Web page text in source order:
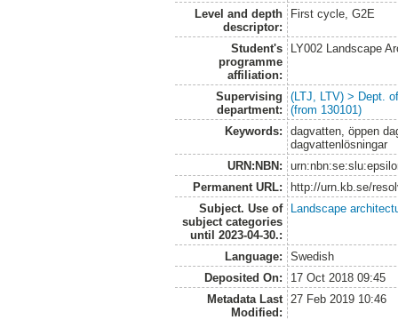
Level and depth
descriptor:
First cycle, G2E
Student's
programme
affiliation:
LY002 Landscape
Supervising
department:
(LTJ, LTV) > Dept.
(from 130101)
Keywords:
dagvatten, öppen
dagvattenlösningar
URN:NBN:
Permanent URL:
http://urn.kb.se/
Subject. Use of
subject categories
until 2023-04-30.:
Landscape
Language:
Swedish
Deposited On:
17 Oct 2018 09:45
Metadata Last
Modified:
27 Feb 2019 10:46